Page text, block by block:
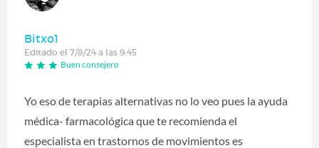
Bitxo1
Editado el 7/8/24 a las 9:45
Buen consejero
Yo eso de terapias alternativas no lo veo pues la ayuda
médica- farmacológica que te recomienda el
especialista en trastornos de movimientos es